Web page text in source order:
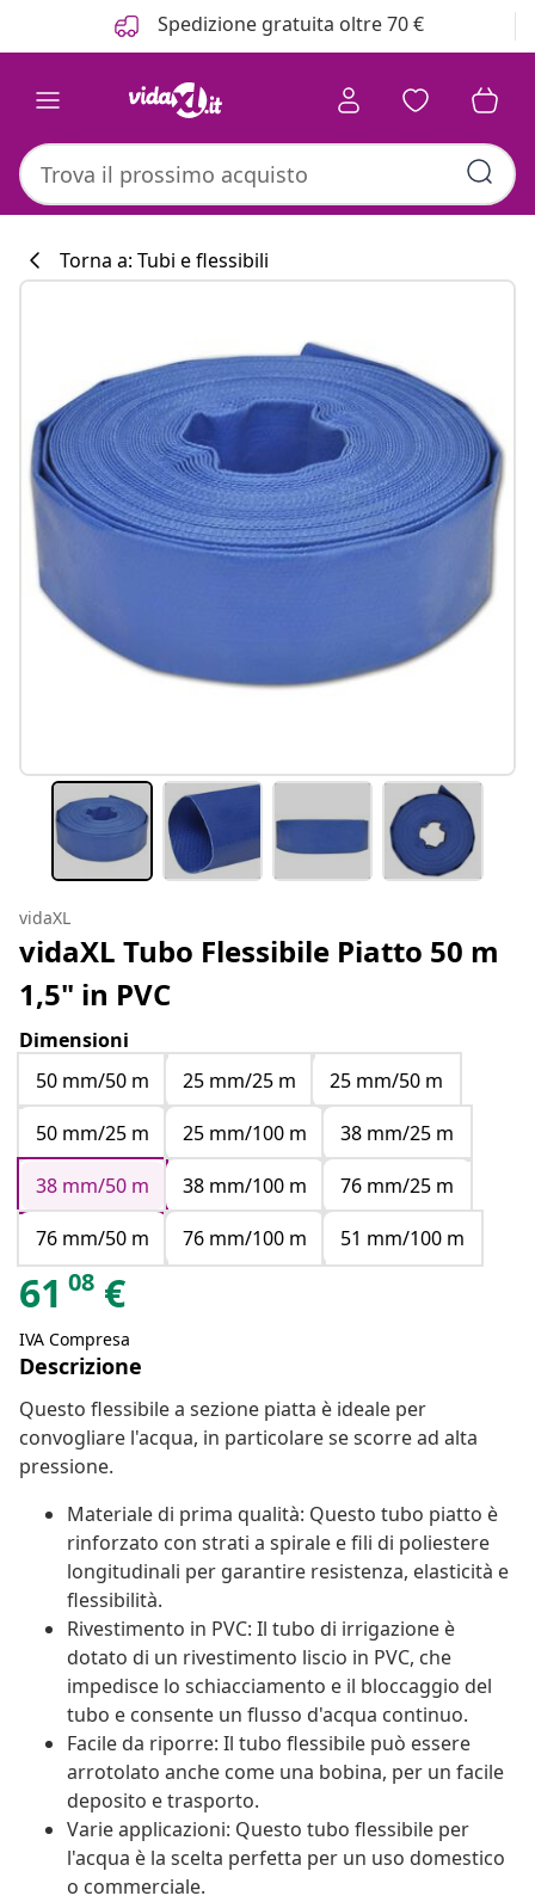
Spedizione gratuita oltre 70 €
Torna a: Tubi e flessibili
vidaXL
vidaXL Tubo Flessibile Piatto 50 m
1,5" in PVC
Dimensioni
50 mm/50 m
25 mm/25 m
25 mm/50 m
50 mm/25 m
25 mm/100 m
38 mm/25 m
38 mm/50 m
38 mm/100 m
76 mm/25 m
76 mm/50 m
76 mm/100 m 51 mm/100 m
61 08 €
IVA Compresa
Descrizione
Questo flessibile a sezione piatta è ideale per
convogliare l'acqua, in particolare se scorre ad alta
pressione.
Materiale di prima qualità: Questo tubo piatto è
rinforzato con strati a spirale e fili di poliestere
longitudinali per garantire resistenza, elasticità e
flessibilità.
Rivestimento in PVC: Il tubo di irrigazione è
dotato di un rivestimento liscio in PVC, che
impedisce lo schiacciamento e il bloccaggio del
tubo e consente un flusso d'acqua continuo.
Facile da riporre: Il tubo flessibile può essere
arrotolato anche come una bobina, per un facile
deposito e trasporto.
Varie applicazioni: Questo tubo flessibile per
l'acqua è la scelta perfetta per un uso domestico
o commerciale.